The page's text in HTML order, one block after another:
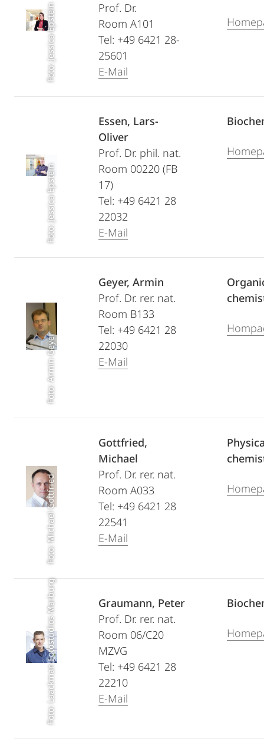
Foto: Jessica Epstein
Prof. Dr.
Room A101
Tel: +49 6421 28-
25601
E-Mail
Foto: Jessica Epstein
Essen, Lars-
Oliver
Prof. Dr. phil. nat.
Room 00220 (FB
17)
Tel: +49 6421 28
22032
E-Mail
Foto: Armin Geyer
Geyer, Armin
Prof. Dr. rer. nat.
Room B133
Tel: +49 6421 28
22030
E-Mail
Foto: Michael Gottfried
Gottfried,
Michael
Prof. Dr. rer. nat.
Room A033
Tel: +49 6421 28
22541
E-Mail
Foto: Laackman Fotostudios Marburg
Graumann, Peter
Prof. Dr. rer. nat.
Room 06/C20
MZVG
Tel: +49 6421 28
22210
E-Mail